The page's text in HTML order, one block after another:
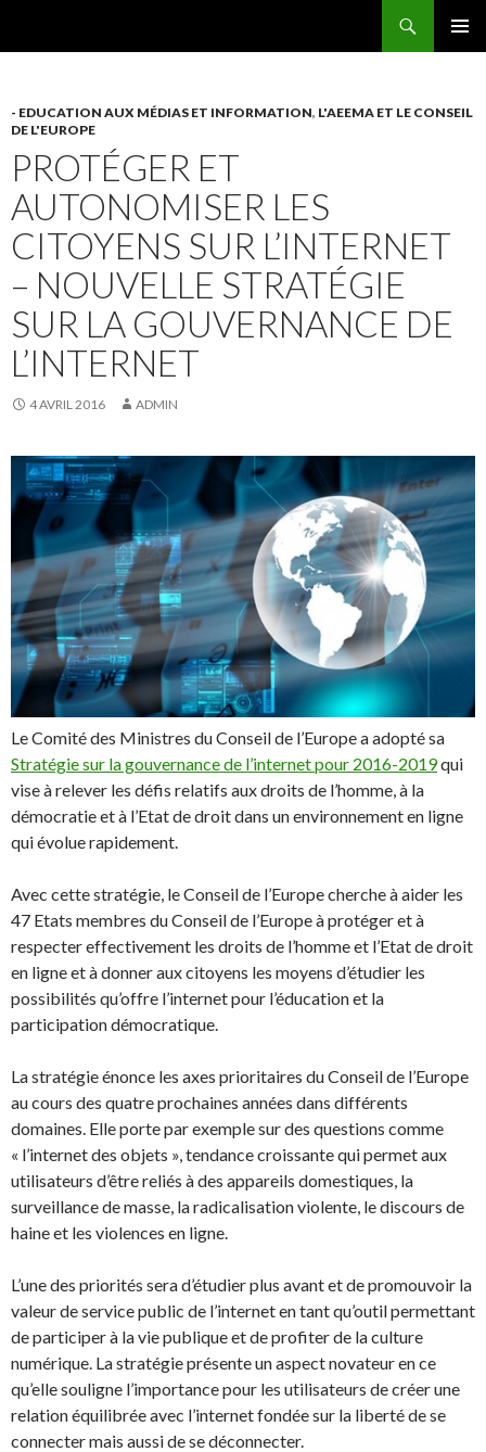
- EDUCATION AUX MÉDIAS ET INFORMATION, L'AEEMA ET LE CONSEIL
DE L'EUROPE
PROTÉGER ET
AUTONOMISER LES
CITOYENS SUR L’INTERNET
– NOUVELLE STRATÉGIE
SUR LA GOUVERNANCE DE
L’INTERNET
4 AVRIL 2016 ADMIN
Le Comité des Ministres du Conseil de l’Europe a adopté sa
Stratégie sur la gouvernance de l’internet pour 2016-2019qui
vise à relever les défis relatifs aux droits de l’homme, à la
démocratie et à l’Etat de droit dans un environnement en ligne
qui évolue rapidement.
Avec cette stratégie, le Conseil de l’Europe cherche à aider les
47 Etats membres du Conseil de l’Europe à protéger et à
respecter effectivement les droits de l’homme et l’Etat de droit
en ligne et à donner aux citoyens les moyens d’étudier les
possibilités qu’offre l’internet pour l’éducation et la
participation démocratique.
La stratégie énonce les axes prioritaires du Conseil de l’Europe
au cours des quatre prochaines années dans différents
domaines. Elle porte par exemple sur des questions comme
« l’internet des objets », tendance croissante qui permet aux
utilisateurs d’être reliés à des appareils domestiques, la
surveillance de masse, la radicalisation violente, le discours de
haine et les violences en ligne.
L’une des priorités sera d’étudier plus avant et de promouvoir la
valeur de service public de l’internet en tant qu’outil permettant
de participer à la vie publique et de profiter de la culture
numérique. La stratégie présente un aspect novateur en ce
qu’elle souligne l’importance pour les utilisateurs de créer une
relation équilibrée avec l’internet fondée sur la liberté de se
connecter mais aussi de se déconnecter.